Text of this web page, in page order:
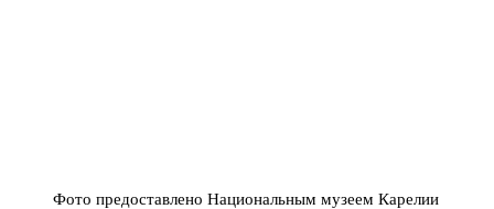
Фото предоставлено Национальным музеем Карелии